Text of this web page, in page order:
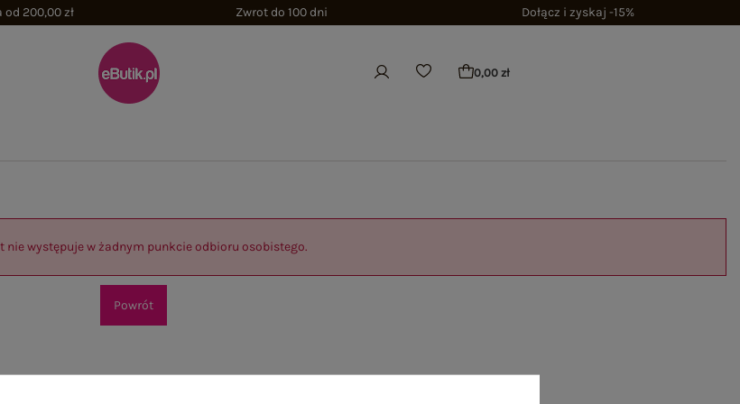
200,00 zł Zwrot do 100 dni Dołącz i zyskaj -15%
0,00 zł
nie występuje w żadnym punkcie odbioru osobistego.
Powrót